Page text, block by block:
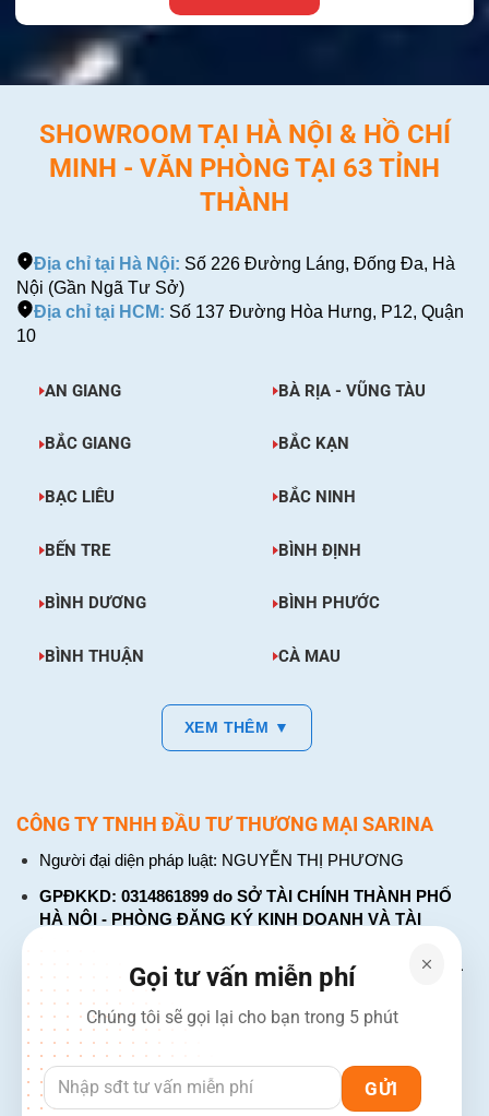
SHOWROOM TẠI HÀ NỘI & HỒ CHÍ
MINH - VĂN PHÒNG TẠI 63 TỈNH
THÀNH
Địa chỉ tại Hà Nội: Số 226 Đường Láng, Đống Đa, Hà
Nội (Gần Ngã Tư Sở)
Địa chỉ tại HCM: Số 137 Đường Hòa Hưng, P12, Quận
10
AN GIANG BÀ RỊA - VŨNG TÀU
BẮC GIANG BẮC KẠN
BẠC LIÊU BẮC NINH
BẾN TRE BÌNH ĐỊNH
BÌNH DƯƠNG BÌNH PHƯỚC
BÌNH THUẬN CÀ MAU
XEM THÊM ▼
CÔNG TY TNHH ĐẦU TƯ THƯƠNG MẠI SARINA
Người đại diện pháp luật: NGUYỄN THỊ PHƯƠNG
GPĐKKD: 0314861899 do SỞ TÀI CHÍNH THÀNH PHỐ
HÀ NỘI - PHÒNG ĐĂNG KÝ KINH DOANH VÀ TÀI
CHÍNH DOANH NGHIỆP cấp. Đăng ký lần đầu: ngày 26
tháng 01 năm 2018. Đăng ký thay đổi lần thứ: 4, ngày 31
tháng 03 năm 2026
226 Đường Láng, Đống Đa, Hà Nội
137 Đường Hòa Hưng, Phường 12, Quận 10, TP. Hồ Chí
Minh
Gọi tư vấn miễn phí
Chúng tôi sẽ gọi lại cho bạn trong 5 phút